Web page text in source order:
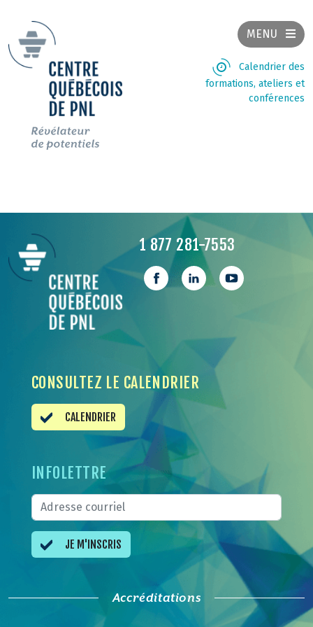
MENU
Calendrier des
formations, ateliers et
conférences
1 877 281-7553
CONSULTEZ LE CALENDRIER
CALENDRIER
INFOLETTRE
JE M'INSCRIS
Accréditations